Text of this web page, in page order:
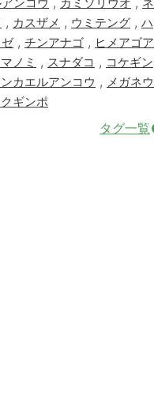
, カスザメ , ウミテング , ハ
, チンアナゴ , ヒメアゴア
ノミ , スナダコ , コケギン
カエルアンコウ , メガネウ
ギンポ
タグ一覧